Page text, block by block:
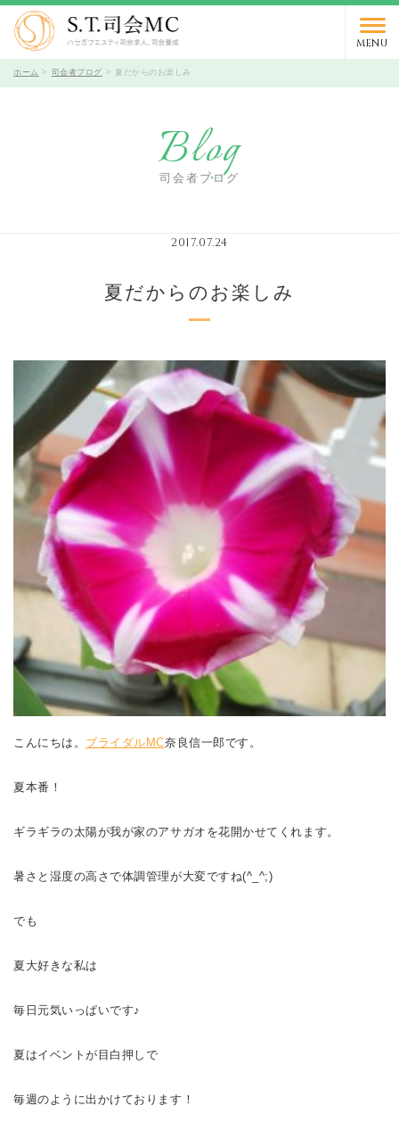
MENU
受付時間 10時～19時 / 定休日 火曜日
ホーム 司会者ブログ 夏だからのお楽しみ
Blog
司会者ブログ
2017.07.24
夏だからのお楽しみ
こんにちは。 ブライダルMC奈良信一郎です。
夏本番！
ギラギラの太陽が我が家のアサガオを花開かせてくれます。
暑さと湿度の高さで体調管理が大変ですね(^_^;)
でも
夏大好きな私は
毎日元気いっぱいです♪
夏はイベントが目白押しで
毎週のように出かけております！